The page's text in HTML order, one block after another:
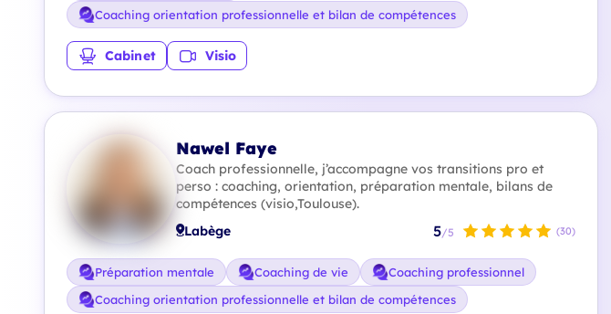
Coaching orientation professionnelle et bilan de compétences
Cabinet Visio
Nawel Faye
Coach professionnelle, j’accompagne vos transitions pro et
perso : coaching, orientation, préparation mentale, bilans de
compétences (visio,Toulouse).
Labège 5/5 (30)
Préparation mentale Coaching de vie
Coaching professionnel
Coaching orientation professionnelle et bilan de compétences